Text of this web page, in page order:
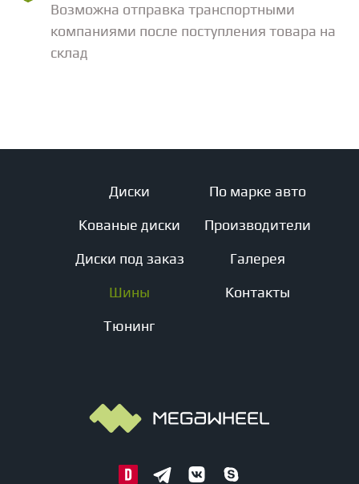
Возможна отправка транспортными
компаниями после поступления товара на
склад
Диски
Кованые диски
Диски под заказ
Шины
Тюнинг
По марке авто
Производители
Галерея
Контакты